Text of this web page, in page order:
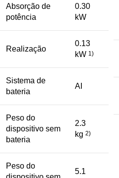
Absorção de
potência
0.30
kW
Realização
0.13
kW 1)
Sistema de
bateria
AI
Peso do
dispositivo sem
bateria
2.3
kg 2)
Peso do
5.1